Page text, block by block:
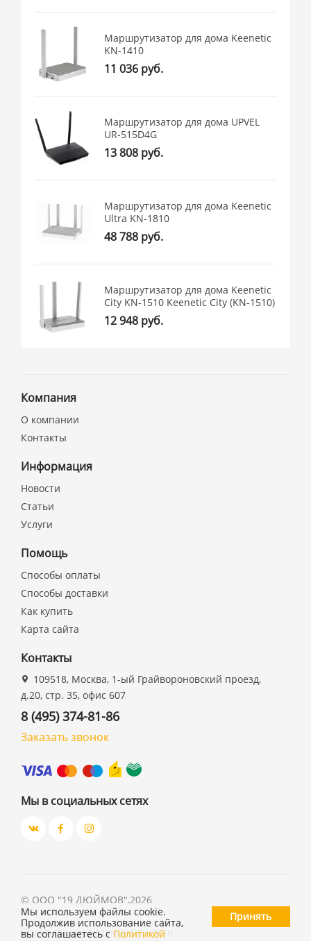
Маршрутизатор для дома Keenetic
KN-1410
11 036 руб.
Маршрутизатор для дома UPVEL
UR-515D4G
13 808 руб.
Маршрутизатор для дома Keenetic
Ultra KN-1810
48 788 руб.
Маршрутизатор для дома Keenetic
City KN-1510 Keenetic City (KN-1510)
12 948 руб.
Компания
О компании
Контакты
Информация
Новости
Статьи
Услуги
Помощь
Способы оплаты
Способы доставки
Как купить
Карта сайта
Контакты
109518, Москва, 1-ый Грайвороновский проезд,
д.20, стр. 35, офис 607
8 (495) 374-81-86
Заказать звонок
Мы в социальных сетях
© ООО "19 ДЮЙМОВ",2026
Политика конфиденциальности
Мы используем файлы cookie.
Продолжив использование сайта,
вы соглашаетесь с Политикой
Принять